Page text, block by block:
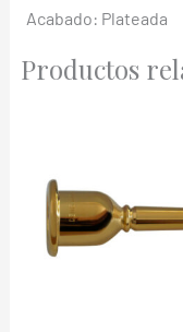
Acabado: Plateada
Productos